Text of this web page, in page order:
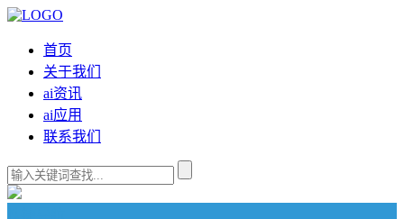
首页
关于我们
ai资讯
ai应用
联系我们